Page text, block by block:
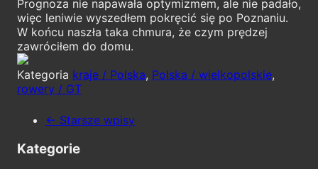
Prognoza nie napawała optymizmem, ale nie padało,
więc leniwie wyszedłem pokręcić się po Poznaniu.
W końcu naszła taka chmura, że czym prędzej
zawróciłem do domu.
Kategoria kraje / Polska, Polska / wielkopolskie,
rowery / GT
← Starsze wpisy
Kategorie